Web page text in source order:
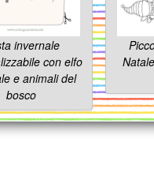
invernale
con elfo
e animali del
bosco